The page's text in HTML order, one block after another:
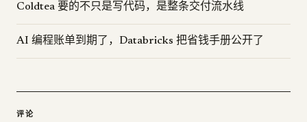
Coldtea 要的不只是写代码，是整条交付流水线
AI 编程账单到期了，Databricks 把省钱手册公开了
评论